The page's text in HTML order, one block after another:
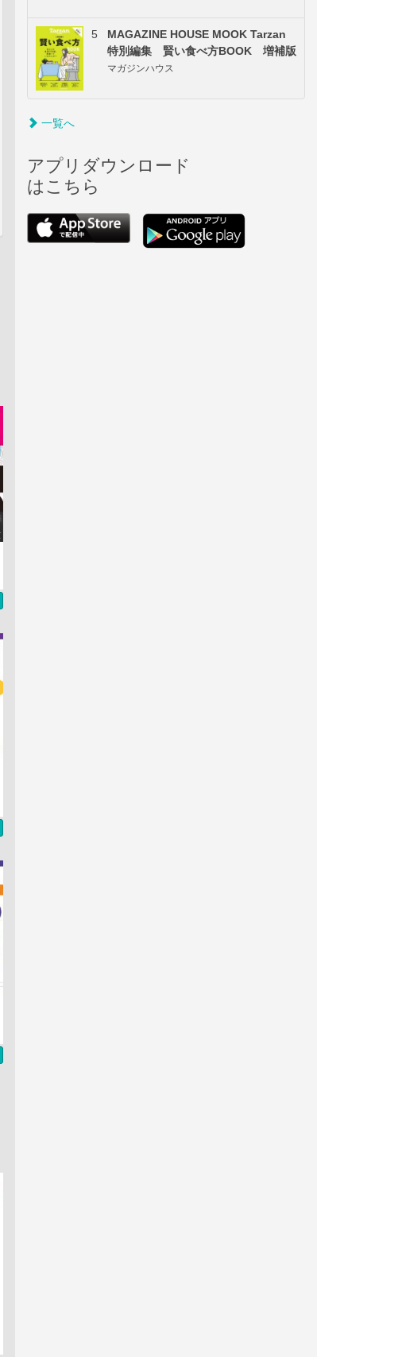
5
MAGAZINE HOUSE MOOK Tarzan
特別編集 賢い食べ方BOOK 増補版
マガジンハウス
一覧へ
アプリダウンロード
はこちら